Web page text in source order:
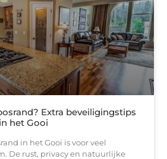
Extra beveiligingstips
het Gooi
in het Gooi is voor veel
De rust, privacy en natuurlijke